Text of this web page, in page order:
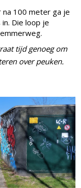
na 100 meter ga je
Die loop je
tijd genoeg om
over peuken.